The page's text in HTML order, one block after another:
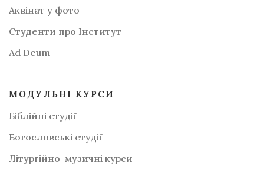
Аквінат у фото
Студенти про Інститут
Аd Deum
МОДУЛЬНІ КУРСИ
Біблійні студії
Богословські студії
Літургійно-музичні курси